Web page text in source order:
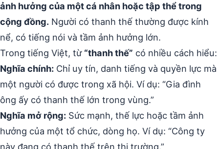
ảnh hưởng của một cá nhân hoặc tập thể trong
cộng đồng. Người có thanh thế thường được kính
nể, có tiếng nói và tầm ảnh hưởng lớn.
Trong tiếng Việt, từ “thanh thế” có nhiều cách hiểu:
Nghĩa chính: Chỉ uy tín, danh tiếng và quyền lực mà
một người có được trong xã hội. Ví dụ: “Gia đình
ông ấy có thanh thế lớn trong vùng.”
Nghĩa mở rộng: Sức mạnh, thế lực hoặc tầm ảnh
hưởng của một tổ chức, dòng họ. Ví dụ: “Công ty
này đang có thanh thế trên thị trường.”